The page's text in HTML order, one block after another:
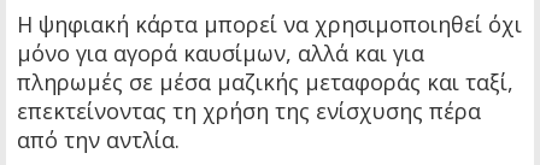
Η ψηφιακή κάρτα μπορεί να χρησιμοποιηθεί όχι
μόνο για αγορά καυσίμων, αλλά και για
πληρωμές σε μέσα μαζικής μεταφοράς και ταξί,
επεκτείνοντας τη χρήση της ενίσχυσης πέρα
από την αντλία.